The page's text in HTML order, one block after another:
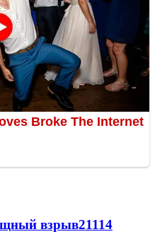
взрыв21114